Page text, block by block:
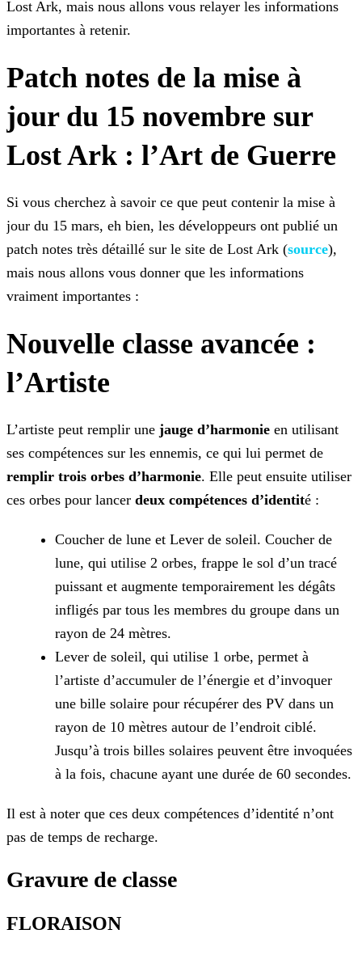
Lost Ark, mais nous allons vous relayer les informations
importantes à retenir.
Patch notes de la mise à
jour du 15 novembre sur
Lost Ark : l’Art de Guerre
Si vous cherchez à savoir ce que peut contenir la mise à
jour du 15 mars, eh bien, les développeurs ont publié un
patch notes très détaillé sur le site de Lost Ark (source),
mais nous allons vous donner que les informations
vraiment importantes :
Nouvelle classe avancée :
l’Artiste
L’artiste peut remplir une jauge d’harmonie en utilisant
ses compétences sur les ennemis, ce qui lui permet de
remplir trois orbes d’harmonie. Elle peut ensuite utiliser
ces orbes pour lancer deux compétences d’identité :
Coucher de lune et Lever de soleil. Coucher de
lune, qui utilise 2 orbes, frappe le sol d’un tracé
puissant et augmente temporairement les dégâts
infligés par tous les membres du groupe dans un
rayon de 24 mètres.
Lever de soleil, qui utilise 1 orbe, permet à
l’artiste d’accumuler de l’énergie et d’invoquer
une bille solaire pour récupérer des PV dans un
rayon de 10 mètres autour de l’endroit ciblé.
Jusqu’à trois billes solaires peuvent être invoquées
à la fois, chacune ayant une durée de 60 secondes.
Il est à noter que ces deux compétences d’identité n’ont
pas de temps de recharge.
Gravure de classe
FLORAISON